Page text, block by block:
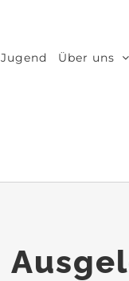
Jugend Über uns